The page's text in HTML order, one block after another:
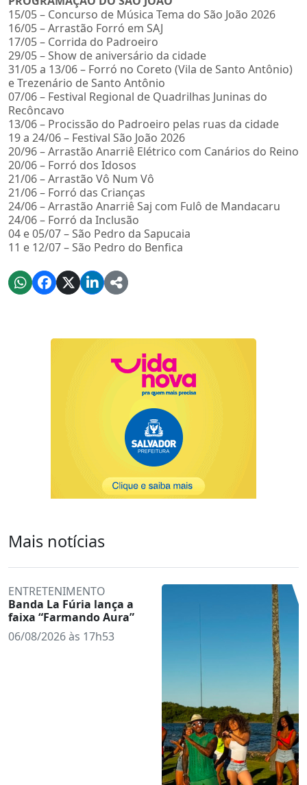
15/05 – Concurso de Música Tema do São João 2026
16/05 – Arrastão Forró em SAJ
17/05 – Corrida do Padroeiro
29/05 – Show de aniversário da cidade
31/05 a 13/06 – Forró no Coreto (Vila de Santo Antônio)
e Trezenário de Santo Antônio
07/06 – Festival Regional de Quadrilhas Juninas do
Recôncavo
13/06 – Procissão do Padroeiro pelas ruas da cidade
19 a 24/06 – Festival São João 2026
20/96 – Arrastão Anarriê Elétrico com Canários do Reino
20/06 – Forró dos Idosos
21/06 – Arrastão Vô Num Vô
21/06 – Forró das Crianças
24/06 – Arrastão Anarriê Saj com Fulô de Mandacaru
24/06 – Forró da Inclusão
04 e 05/07 – São Pedro da Sapucaia
11 e 12/07 – São Pedro do Benfica
Mais notícias
ENTRETENIMENTO
Banda La Fúria lança a
faixa “Farmando Aura”
06/08/2026 às 17h53